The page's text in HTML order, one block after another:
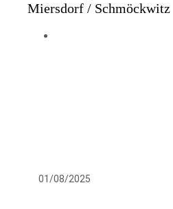
Miersdorf / Schmöckwitz
01/08/2025